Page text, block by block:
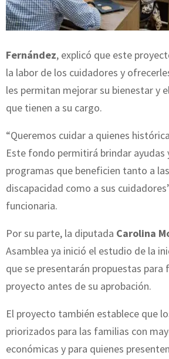
Fernández, explicó que este
la labor de los cuidadores y
les permitan mejorar su bienestar y
que tienen a su cargo.
“Queremos cuidar a quienes
Este fondo permitirá brindar ayudas
programas que beneficien tanto a
discapacidad como a sus
funcionaria.
Por su parte, la diputada Carolina
Asamblea ya inició el estudio de la
que se presentarán propuestas para
proyecto antes de su aprobación.
El proyecto también establece que
priorizados para las familias con
económicas y para quienes